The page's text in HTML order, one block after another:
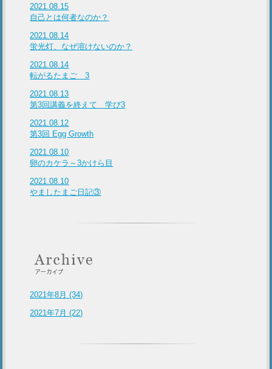
2021.08.15
自己とは何者なのか？
2021.08.14
蛍光灯、なぜ溶けないのか？
2021.08.14
転がるたまご 3
2021.08.13
第3回講義を終えて 学び3
2021.08.12
第3回 Egg Growth
2021.08.10
卵のカケラ～3かけら目
2021.08.10
やましたまご日記③
2021年8月 (34)
2021年7月 (22)